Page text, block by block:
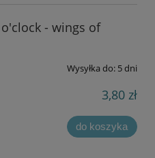
- wings of
Wysyłka do: 5 dni
3,80 zł
do koszyka